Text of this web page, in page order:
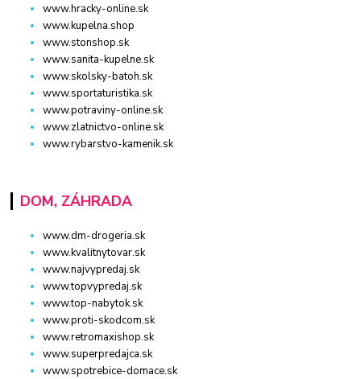
www.hracky-online.sk
www.kupelna.shop
www.stonshop.sk
www.sanita-kupelne.sk
www.skolsky-batoh.sk
www.sportaturistika.sk
www.potraviny-online.sk
www.zlatnictvo-online.sk
www.rybarstvo-kamenik.sk
DOM, ZÁHRADA
www.dm-drogeria.sk
www.kvalitnytovar.sk
www.najvypredaj.sk
www.topvypredaj.sk
www.top-nabytok.sk
www.proti-skodcom.sk
www.retromaxishop.sk
www.superpredajca.sk
www.spotrebice-domace.sk